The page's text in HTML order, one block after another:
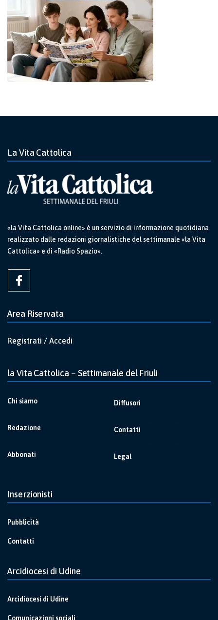
La Vita Cattolica
«la Vita Cattolica online» è un servizio di informazione quotidiana
realizzato dalle redazioni giornalistiche del settimanale «la Vita
Cattolica» e di «Radio Spazio».
Area Riservata
Registrati / Accedi
la Vita Cattolica – Settimanale del Friuli
Chi siamo
Redazione
Abbonati
Diffusori
Contatti
Legal
Inserzionisti
Pubblicità
Contatti
Arcidiocesi di Udine
Arcidiocesi di Udine
Comunicazioni sociali